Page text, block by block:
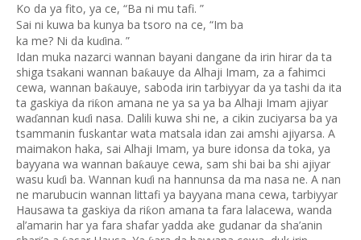
Ko da ya fito, ya ce, “Ba ni mu tafi. ”
Sai ni kuwa ba kunya ba tsoro na ce, “Im ba
ka me? Ni da kuɗina. ”
Idan muka nazarci wannan bayani dangane da irin hirar da ta
shiga tsakani wannan baƙauye da Alhaji Imam, za a fahimci
cewa, wannan baƙauye, saboda irin tarbiyyar da ya tashi da ita
ta gaskiya da riƙon amana ne ya sa ya ba Alhaji Imam ajiyar
waɗannan kuɗi nasa. Dalili kuwa shi ne, a cikin zuciyarsa ba ya
tsammanin fuskantar wata matsala idan zai amshi ajiyarsa. A
maimakon haka, sai Alhaji Imam, ya bure idonsa da toka, ya
bayyana wa wannan baƙauye cewa, sam shi bai ba shi ajiyar
wasu kuɗi ba. Wannan kuɗi na hannunsa da ma nasa ne. A nan
ne marubucin wannan littafi ya bayyana mana cewa, tarbiyyar
Hausawa ta gaskiya da riƙon amana ta fara lalacewa, wanda
al’amarin har ya fara shafar yadda ake gudanar da sha’anin